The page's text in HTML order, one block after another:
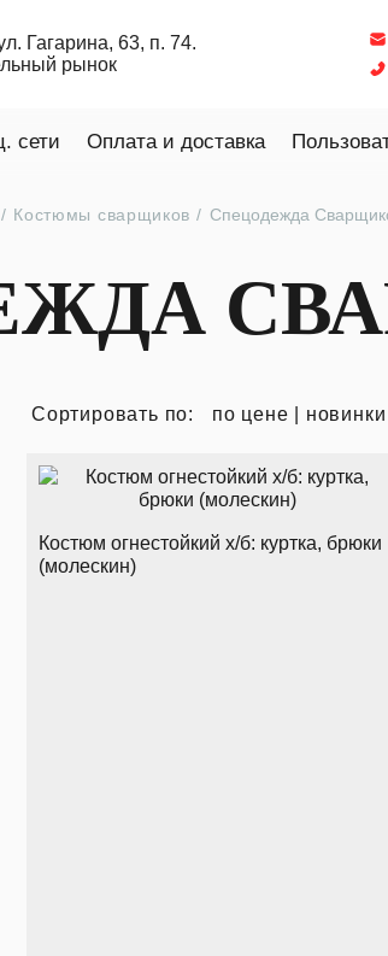
Гагарина, 63, п. 74.
рынок
сети Оплата и доставка
Костюмы сварщиков Спецодежда
Сортировать по: по цене новинки
Костюм огнестойкий х/б: куртка, брюки
(молескин)